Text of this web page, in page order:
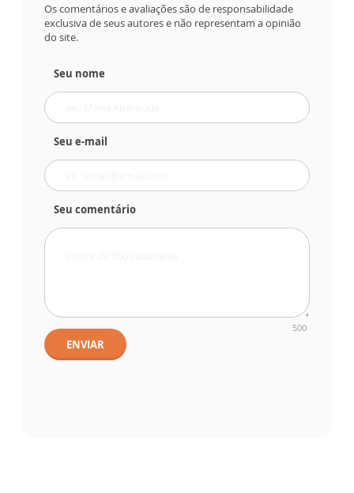
Os comentários e avaliações são de responsabilidade
exclusiva de seus autores e não representam a opinião
do site.
Seu nome
Seu e-mail
Seu comentário
500
ENVIAR